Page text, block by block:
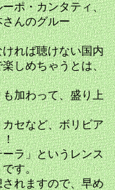
ポ・カンタティ、
んのグルー
れば聴けない国内
しめちゃうとは、
加わって、盛り上
セなど、ボリビア
！
ラ」というレンス
です。
れますので、早め